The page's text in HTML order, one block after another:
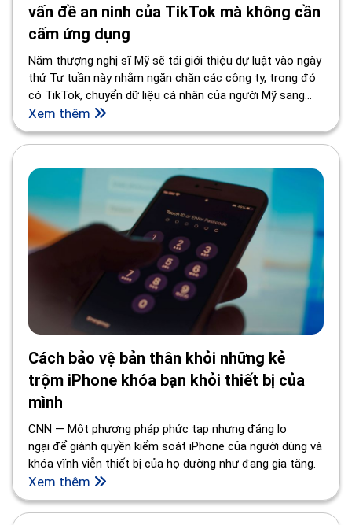
vấn đề an ninh của TikTok mà không cần
cấm ứng dụng
Năm thượng nghị sĩ Mỹ sẽ tái giới thiệu dự luật vào ngày
thứ Tư tuần này nhằm ngăn chặn các công ty, trong đó
có TikTok, chuyển dữ liệu cá nhân của người Mỹ sang
các quốc gia như Trung Quốc, nhằm mở rộng kiểm soát
xuất khẩu của Mỹ.
Xem thêm
Cách bảo vệ bản thân khỏi những kẻ
trộm iPhone khóa bạn khỏi thiết bị của
mình
CNN — Một phương pháp phức tạp nhưng đáng lo
ngại để giành quyền kiểm soát iPhone của người dùng và
khóa vĩnh viễn thiết bị của họ dường như đang gia tăng.
Xem thêm